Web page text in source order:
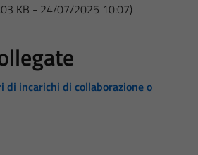
KB - 24/07/2025 10:07)
di incarichi di collaborazione o